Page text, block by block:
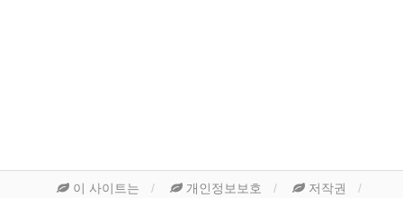
이 사이트는 개인정보보호
저작권